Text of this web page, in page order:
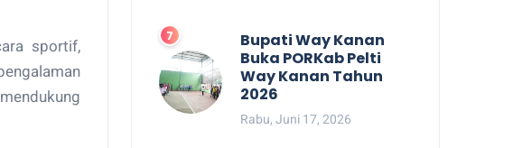
sportif,
Bupati Way Kanan
Buka PORKab Pelti
Way Kanan Tahun
2026
Rabu, Juni 17, 2026